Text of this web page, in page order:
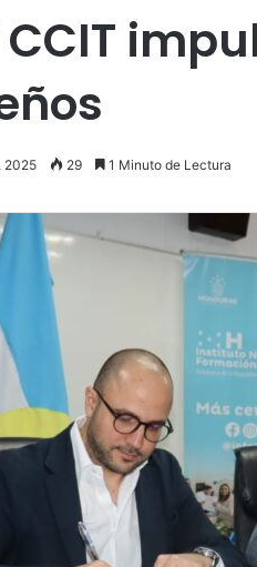
CCIT
2025 29 1 Minuto de Lectura